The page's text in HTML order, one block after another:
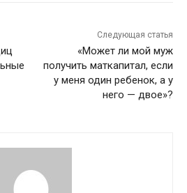
Следующая статья
«Может ли мой муж
получить маткапитал, если
у меня один ребенок, а у
него — двое»?